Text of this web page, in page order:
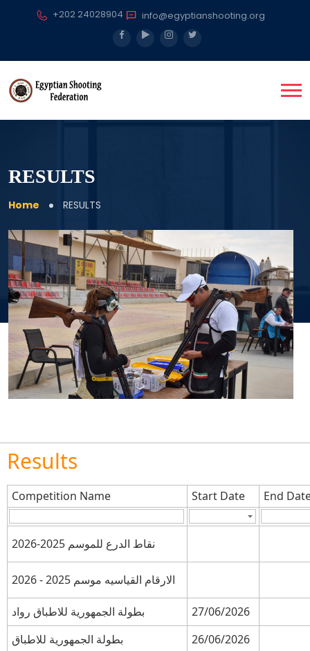
+202 24028904 info@egyptianshooting.org
RESULTS
Home RESULTS
Results
Competition Name Start Date End
نقاط الدرع للموسم 2025-2026
الارقام القياسيه موسم 2025 - 2026
بطولة الجمهورية للاطباق رواد
27/06/2026
بطولة الجمهورية للاطباق
26/06/2026